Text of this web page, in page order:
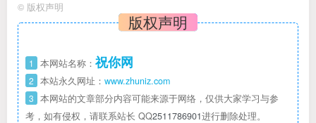
© 版权声明
版权声明
1 本网站名称： 祝你网
2 本站永久网址： www.zhuniz.com
3 本网站的文章部分内容可能来源于网络，仅供大家学习与参
考，如有侵权，请联系站长 QQ2511786901进行删除处理。